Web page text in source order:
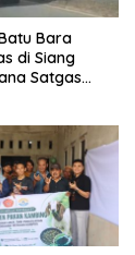
Bara
di Siang
Satgas